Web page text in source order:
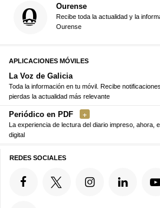
Ourense
Recibe toda la actualidad y la
Ourense
APLICACIONES MÓVILES
La Voz de Galicia
Toda la información en tu móvil. Recibe
pierdas la actualidad más relevante
Periódico en PDF
La experiencia de lectura del diario impreso, ahora,
digital
REDES SOCIALES